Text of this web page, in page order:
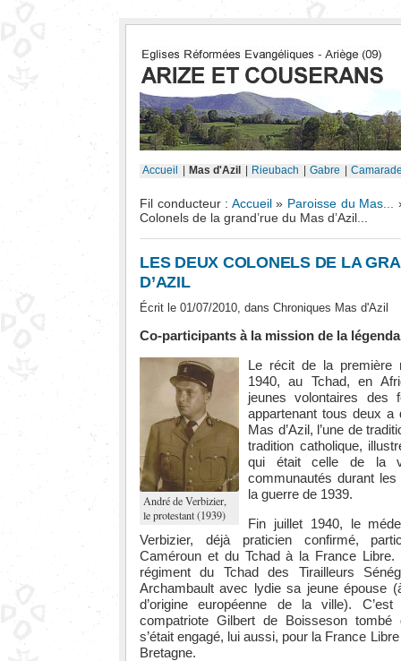
Accueil Mas d'Azil Rieubach Gabre
Fil conducteur : Accueil» Paroisse du Mas...
Colonels de la grand’rue du Mas d’Azil...
LES DEUX COLONELS DE LA
D’AZIL
Écrit le 01/07/2010, dans Chroniques Mas d'Azil
Co-participants à la mission de la
André de Verbizier,
le protestant (1939)
Le récit de la première
1940, au Tchad, en
jeunes volontaires des
appartenant tous deux
Mas d’Azil, l’une de
tradition catholique,
qui était celle de la
communautés durant
la guerre de 1939.
Fin juillet 1940, le
Verbizier, déjà praticien confirmé,
Caméroun et du Tchad à la France
régiment du Tchad des Tirailleurs
Archambault avec lydie sa jeune épouse
d’origine européenne de la ville).
compatriote Gilbert de Boisseson tombé
s’était engagé, lui aussi, pour la France
Bretagne.